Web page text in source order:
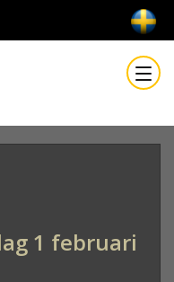
1 februari